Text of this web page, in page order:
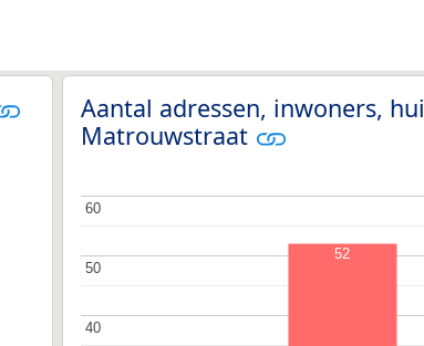
Aantal adressen, inwoners,
Matrouwstraat
40
40
50
50
60
60
52